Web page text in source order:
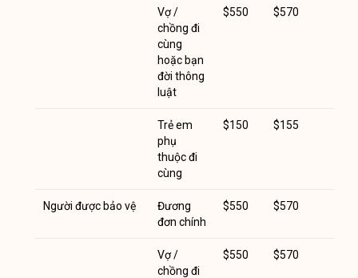
Vợ /
chồng đi
cùng
hoặc bạn
đời thông
luật
$550 $570
Trẻ em
phụ
thuộc đi
cùng
$150 $155
Người được bảo vệ
Đương
đơn chính
$550 $570
Vợ /
chồng đi
$550 $570